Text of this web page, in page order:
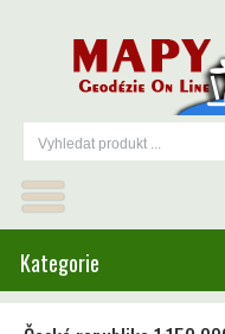
Kategorie